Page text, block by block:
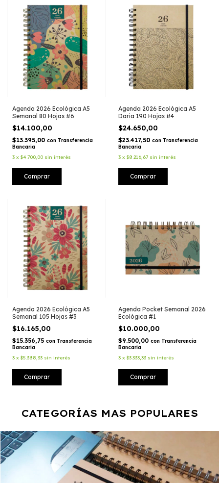
Agenda 2026 Ecológica A5
Semanal 80 Hojas #6
$14.100,00
$13.395,00 con Transferencia
Bancaria
3 x $4.700,00 sin interés
Agenda 2026 Ecológica A5
Daria 190 Hojas #4
$24.650,00
$23.417,50 con Transferencia
Bancaria
3 x $8.216,67 sin interés
Agenda 2026 Ecológica A5
Semanal 105 Hojas #3
$16.165,00
$15.356,75 con Transferencia
Bancaria
3 x $5.388,33 sin interés
Agenda Pocket Semanal 2026
Ecológica #1
$10.000,00
$9.500,00 con Transferencia
Bancaria
3 x $3.333,33 sin interés
CATEGORÍAS MAS POPULARES